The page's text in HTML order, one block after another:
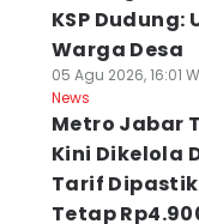
KSP Dudung:
Warga Desa
05 Agu 2026, 16:01
News
Metro Jabar
Kini Dikelola
Tarif
Tetap